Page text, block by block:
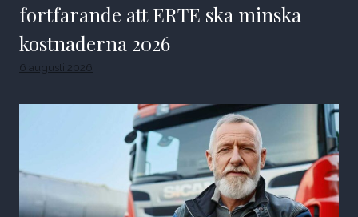
fortfarande att ERTE ska minska
kostnaderna 2026
6 augusti 2026